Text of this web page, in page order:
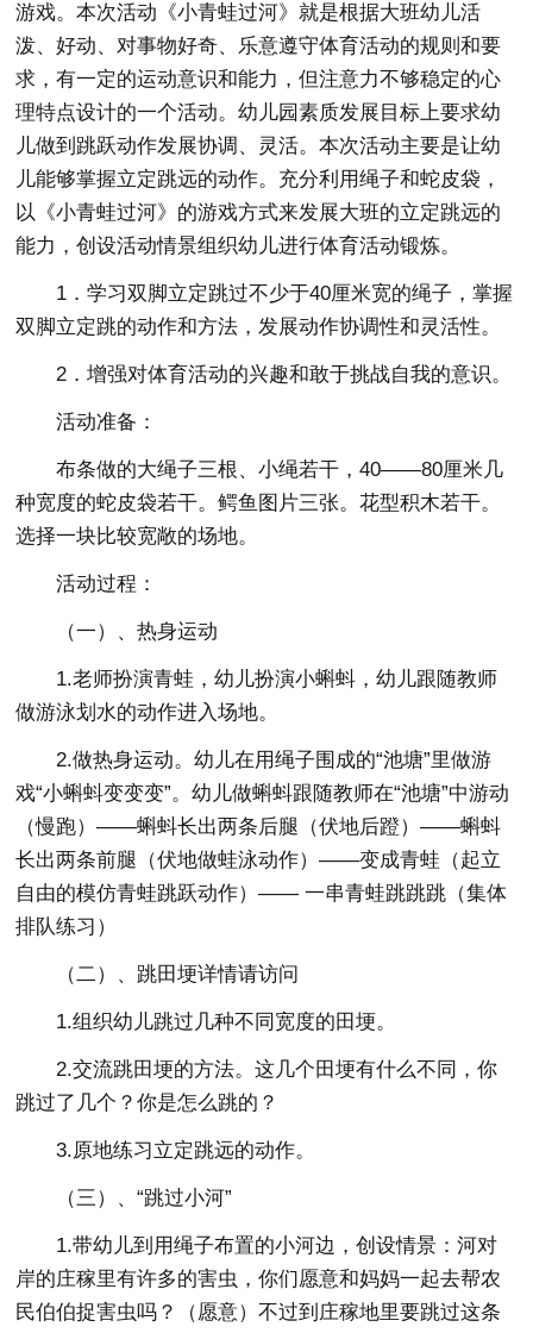
游戏。本次活动《小青蛙过河》就是根据大班幼儿活
泼、好动、对事物好奇、乐意遵守体育活动的规则和要
求，有一定的运动意识和能力，但注意力不够稳定的心
理特点设计的一个活动。幼儿园素质发展目标上要求幼
儿做到跳跃动作发展协调、灵活。本次活动主要是让幼
儿能够掌握立定跳远的动作。充分利用绳子和蛇皮袋，
以《小青蛙过河》的游戏方式来发展大班的立定跳远的
能力，创设活动情景组织幼儿进行体育活动锻炼。
1．学习双脚立定跳过不少于40厘米宽的绳子，掌握
双脚立定跳的动作和方法，发展动作协调性和灵活性。
2．增强对体育活动的兴趣和敢于挑战自我的意识。
活动准备：
布条做的大绳子三根、小绳若干，40——80厘米几
种宽度的蛇皮袋若干。鳄鱼图片三张。花型积木若干。
选择一块比较宽敞的场地。
活动过程：
（一）、热身运动
1.老师扮演青蛙，幼儿扮演小蝌蚪，幼儿跟随教师
做游泳划水的动作进入场地。
2.做热身运动。幼儿在用绳子围成的“池塘”里做游
戏“小蝌蚪变变变”。幼儿做蝌蚪跟随教师在“池塘”中游动
（慢跑）——蝌蚪长出两条后腿（伏地后蹬）——蝌蚪
长出两条前腿（伏地做蛙泳动作）——变成青蛙（起立
自由的模仿青蛙跳跃动作）—— 一串青蛙跳跳跳（集体
排队练习）
（二）、跳田埂详情请访问
1.组织幼儿跳过几种不同宽度的田埂。
2.交流跳田埂的方法。这几个田埂有什么不同，你
跳过了几个？你是怎么跳的？
3.原地练习立定跳远的动作。
（三）、“跳过小河”
1.带幼儿到用绳子布置的小河边，创设情景：河对
岸的庄稼里有许多的害虫，你们愿意和妈妈一起去帮农
民伯伯捉害虫吗？（愿意）不过到庄稼地里要跳过这条